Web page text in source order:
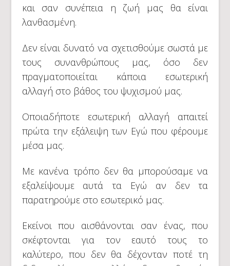
και σαν συνέπεια η ζωή μας θα είναι
λανθασμένη.
Δεν είναι δυνατό να σχετισθούμε σωστά με
τους συνανθρώπους μας, όσο δεν
πραγματοποιείται κάποια εσωτερική
αλλαγή στο βάθος του ψυχισμού μας.
Οποιαδήποτε εσωτερική αλλαγή απαιτεί
πρώτα την εξάλειψη των Εγώ που φέρουμε
μέσα μας.
Με κανένα τρόπο δεν θα μπορούσαμε να
εξαλείψουμε αυτά τα Εγώ αν δεν τα
παρατηρούμε στο εσωτερικό μας.
Εκείνοι που αισθάνονται σαν ένας, που
σκέφτονται για τον εαυτό τους το
καλύτερο, που δεν θα δέχονταν ποτέ τη